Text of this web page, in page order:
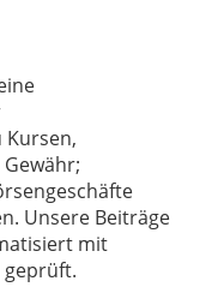
Kursen,
Unsere Beiträge
mit